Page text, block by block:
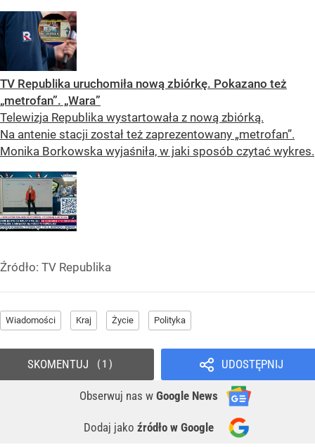
TV Republika uruchomiła nową zbiórkę. Pokazano też
„metrofan”. „Wara”
Telewizja Republika wystartowała z nową zbiórką.
Na antenie stacji został też zaprezentowany „metrofan”.
Monika Borkowska wyjaśniła, w jaki sposób czytać wykres.
Źródło: TV Republika
Wiadomości Kraj Życie Polityka
UDOSTĘPNIJ
Obserwuj nas w Google News
Dodaj jako źródło w Google
SKOMENTUJ 1